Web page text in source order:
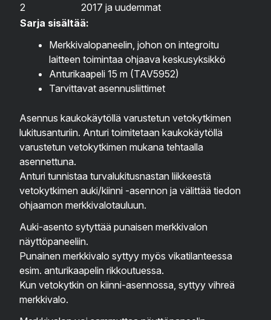
2
2017 ja uudemmat
Sarja sisältää:
Merkkivalopaneelin, johon on integroitu
laitteen toimintaa ohjaava keskusyksikkö
Anturikaapeli 15 m (TAV5952)
Tarvittavat asennusliittimet
Asennus kaukokäytöllä varustetun vetokytkimen
lukitusanturiin. Anturi toimitetaan kaukokäytöllä
varustetun vetokytkimen mukana tehtaalla
asennettuna.
Anturi tunnistaa turvalukitusnastan liikkeestä
vetokytkimen auki/kiinni -asennon ja välittää tiedon
ohjaamon merkkivalotauluun.
Auki-asento sytyttää punaisen merkkivalon
näyttöpaneeliin.
Punainen merkkivalo syttyy myös vikatilanteessa
esim. anturikaapelin rikkoutuessa.
Kun vetokytkin on kiinni-asennossa, syttyy vihreä
merkkivalo.